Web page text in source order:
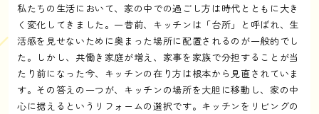
私たちの生活において、家の中での過ごし方は時代とともに大き
く変化してきました。一昔前、キッチンは「台所」と呼ばれ、生
活感を見せないために奥まった場所に配置されるのが一般的でし
た。しかし、共働き家庭が増え、家事を家族で分担することが当
たり前になった今、キッチンの在り方は根本から見直されていま
す。その答えの一つが、キッチンの場所を大胆に移動し、家の中
心に据えるというリフォームの選択です。キッチンをリビングの